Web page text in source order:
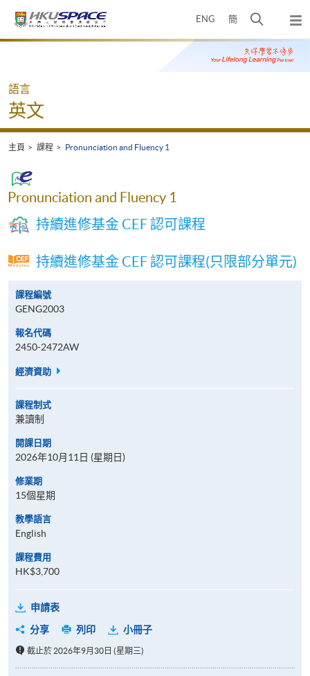
ENG 簡
開
搜
尋
彈
出
主
Main
語言
英文
主頁 課程 Pronunciation and Fluency 1
Pronunciation and Fluency 1
持續進修基金 CEF 認可課程
持續進修基金 CEF 認可課程(只限部分單元)
課程編號
GENG2003
報名代碼
2450-2472AW
經濟資助
課程制式
兼讀制
開課日期
2026年10月11日 (星期日)
修業期
15個星期
教學語言
English
課程費用
HK$3,700
申請表
分享
列印 小冊子
截止於 2026年9月30日 (星期三)